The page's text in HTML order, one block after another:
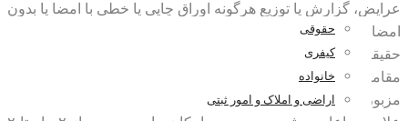
حقوقی
کیفری
خانواده
اراضی و املاک و امور ثبتی
عرایض، گزارش یا توزیع هرگونه اوراق چاپی یا خطی با امضا یا بدون
امضا اکاذیبی را اظهار کند یا به همان مقاصد اعمالی را برخلاف
حقیقت راسا یا به عنوان نقل قول به شخص حقیقی یا حقوقی یا
مقامات رسمی تصریحا یا تلویحا نسبت دهد اعم از اینکه به طریق
مزبور به نحوی از انحاء ضرر مادی یا معنوی به غیر واقع شود یا نه